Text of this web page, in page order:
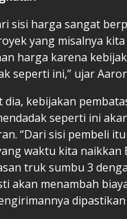
sisi harga sangat
yang misalnya
harga karena
seperti ini,” ujar
dia, kebijakan
seperti ini
“Dari sisi pembeli
waktu kita naikkan
truk sumbu 3
akan menambah